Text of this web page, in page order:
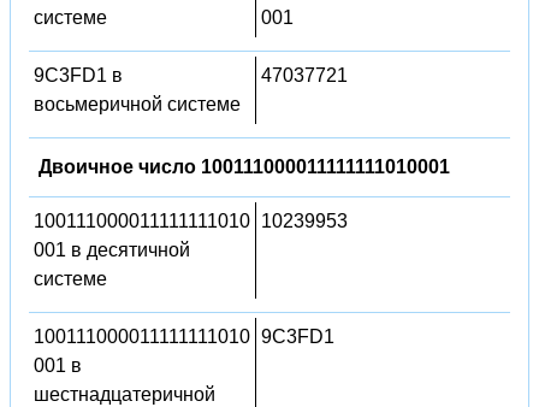
системе
001
9C3FD1 в
восьмеричной системе
47037721
Двоичное число 100111000011111111010001
100111000011111111010
001 в десятичной
системе
10239953
100111000011111111010
001 в
шестнадцатеричной
9C3FD1